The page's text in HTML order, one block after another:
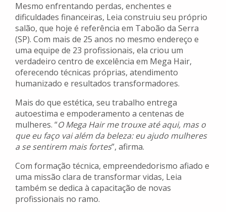
Mesmo enfrentando perdas, enchentes e
dificuldades financeiras, Leia construiu seu próprio
salão, que hoje é referência em Taboão da Serra
(SP). Com mais de 25 anos no mesmo endereço e
uma equipe de 23 profissionais, ela criou um
verdadeiro centro de excelência em Mega Hair,
oferecendo técnicas próprias, atendimento
humanizado e resultados transformadores.
Mais do que estética, seu trabalho entrega
autoestima e empoderamento a centenas de
mulheres. “O Mega Hair me trouxe até aqui, mas o
que eu faço vai além da beleza: eu ajudo mulheres
a se sentirem mais fortes”, afirma.
Com formação técnica, empreendedorismo afiado e
uma missão clara de transformar vidas, Leia
também se dedica à capacitação de novas
profissionais no ramo.